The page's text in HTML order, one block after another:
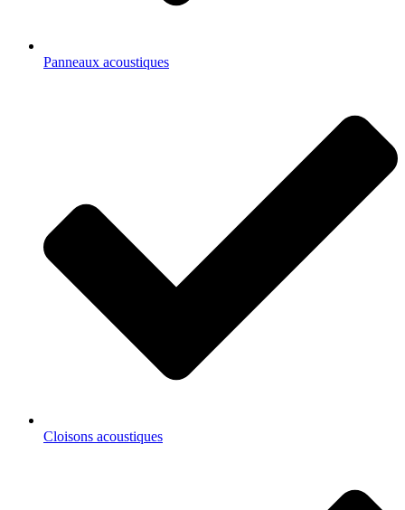
Panneaux acoustiques
Cloisons acoustiques